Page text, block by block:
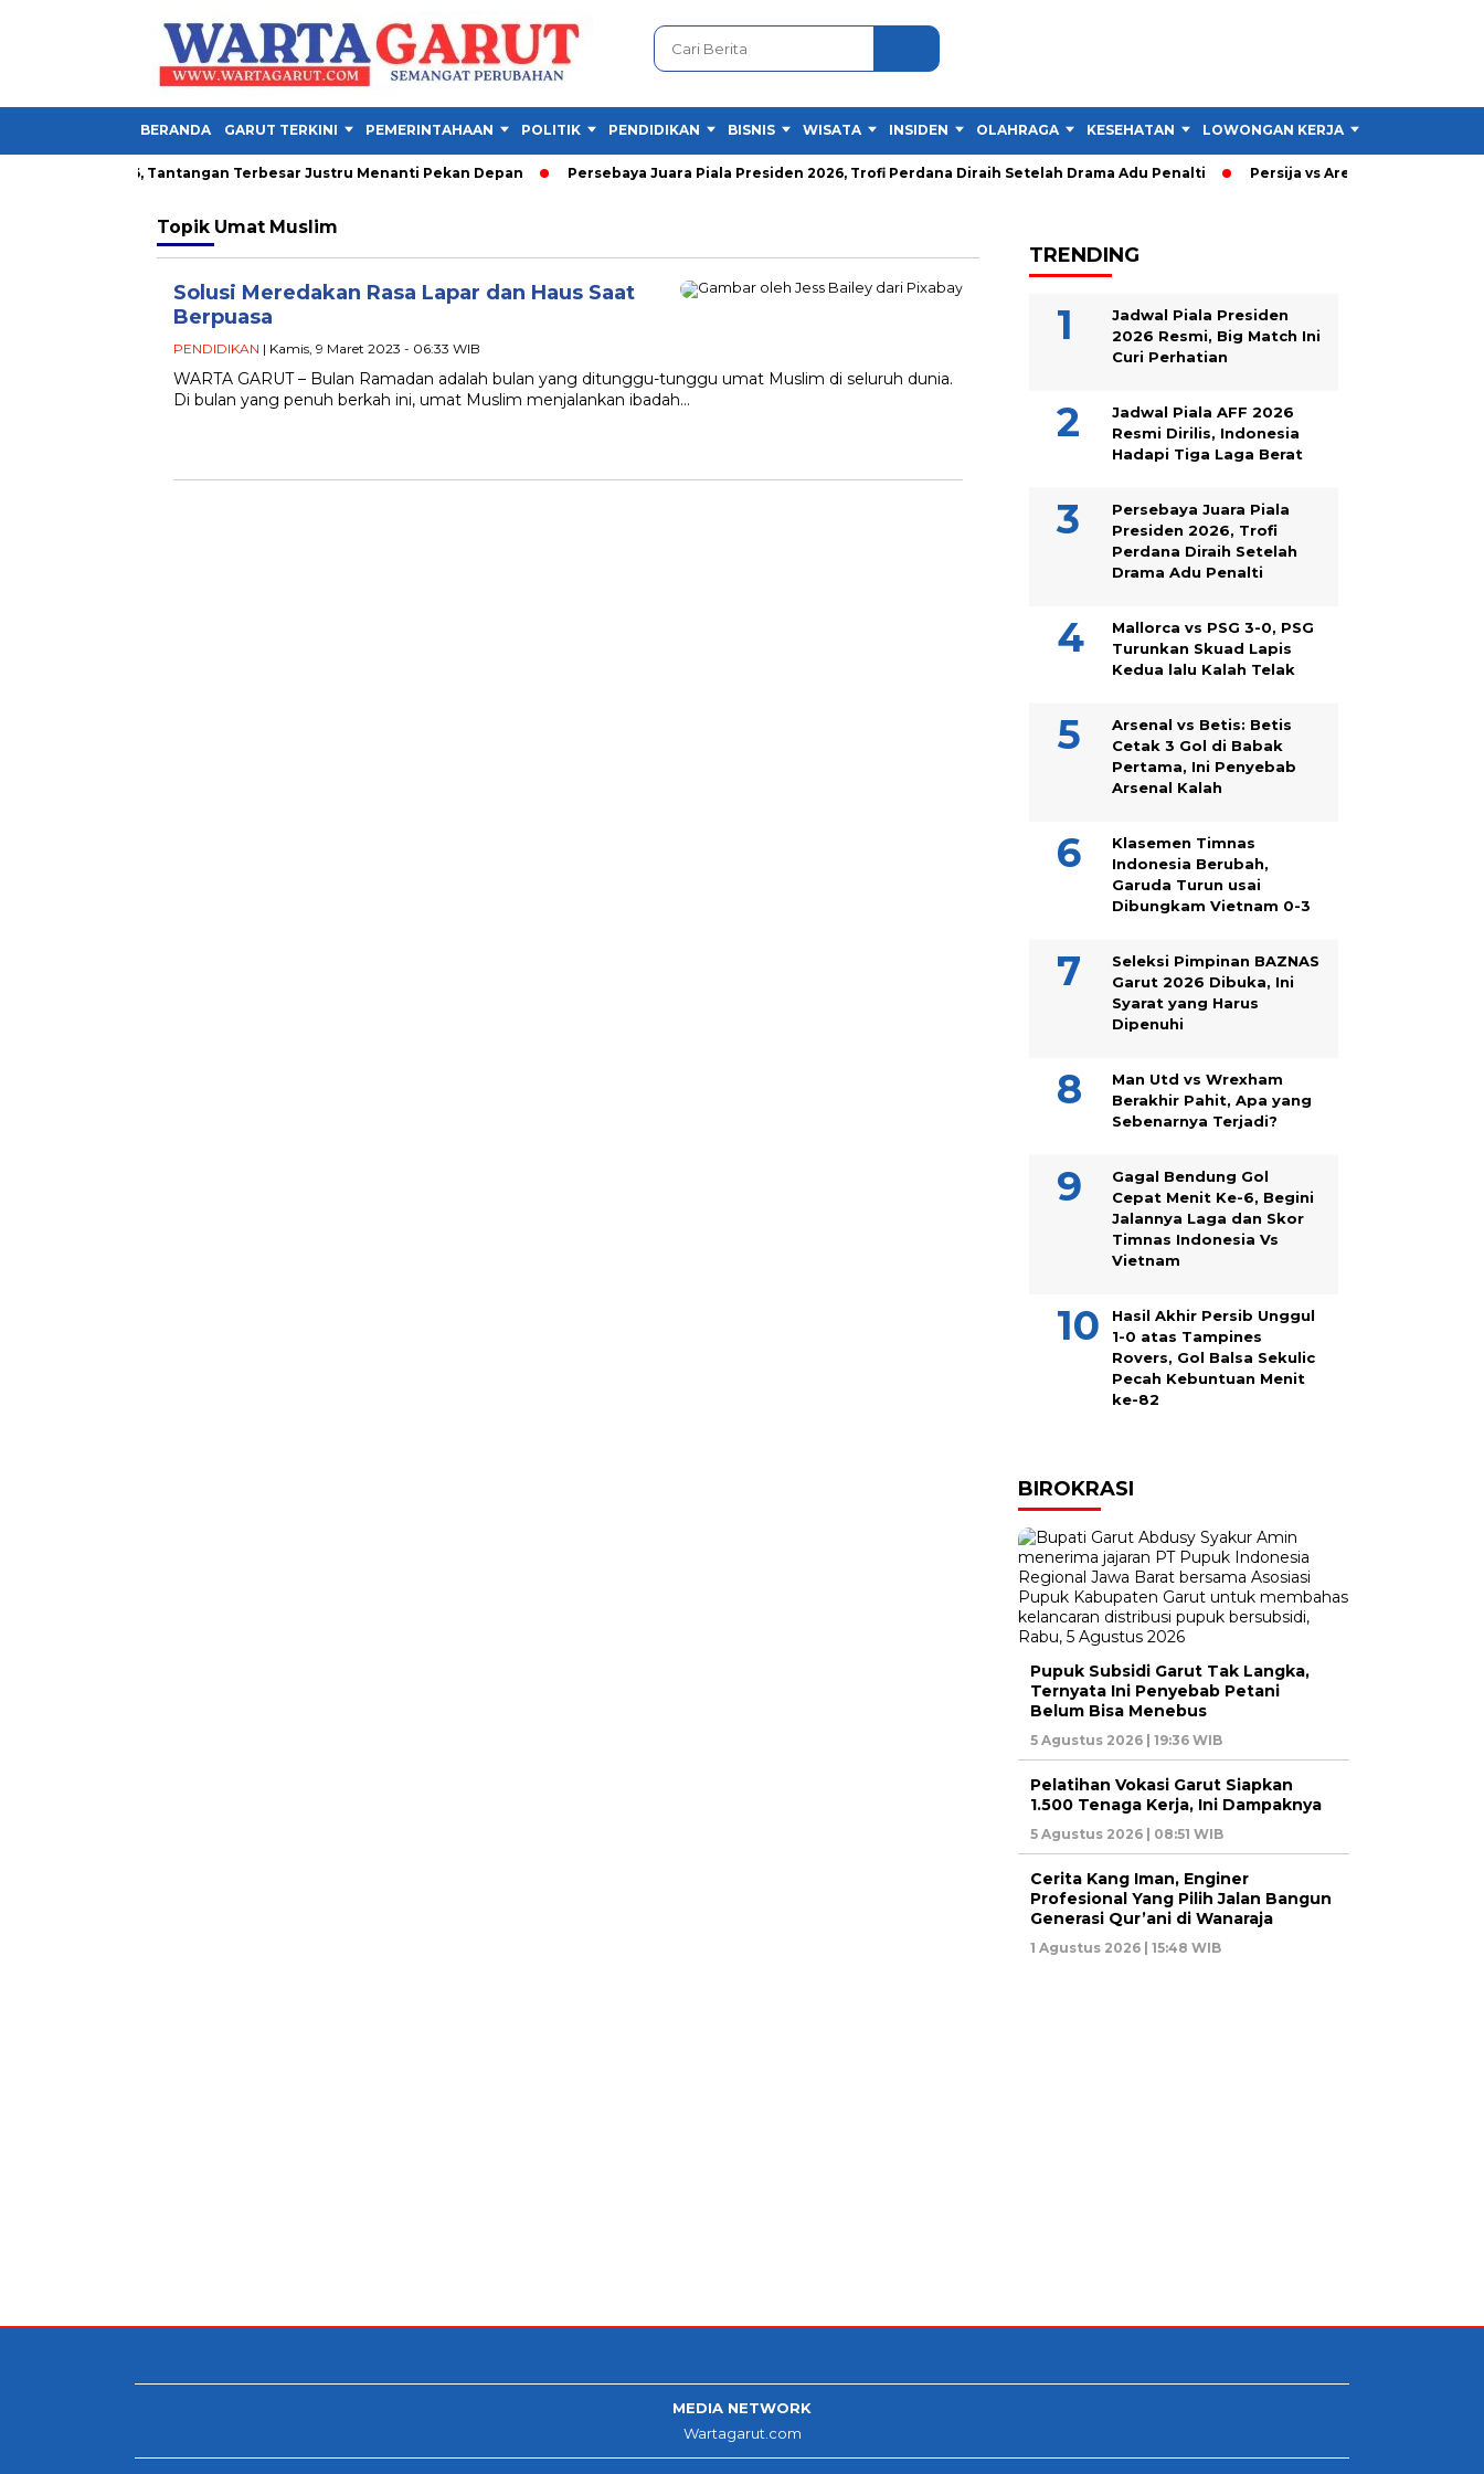
BERANDA GARUT TERKINI PEMERINTAHAAN POLITIK PENDIDIKAN BISNIS WISATA INSIDEN OLAHRAGA KESEHATAN LOWONGAN KERJA
Presiden 2026, Tantangan Terbesar Justru Menanti Pekan Depan Persebaya Juara Piala Presiden 2026, Trofi Perdana Diraih Setelah Drama Adu Penalti Persija vs Arema: Persija Menang
Topik Umat Muslim
Solusi Meredakan Rasa Lapar dan Haus Saat
Berpuasa
PENDIDIKAN | Kamis, 9 Maret 2023 - 06:33 WIB
WARTA GARUT – Bulan Ramadan adalah bulan yang ditunggu-tunggu umat Muslim di seluruh dunia.
Di bulan yang penuh berkah ini, umat Muslim menjalankan ibadah…
TRENDING
Jadwal Piala Presiden
2026 Resmi, Big Match Ini
Curi Perhatian
Jadwal Piala AFF 2026
Resmi Dirilis, Indonesia
Hadapi Tiga Laga Berat
Persebaya Juara Piala
Presiden 2026, Trofi
Perdana Diraih Setelah
Drama Adu Penalti
Mallorca vs PSG 3-0, PSG
Turunkan Skuad Lapis
Kedua lalu Kalah Telak
Arsenal vs Betis: Betis
Cetak 3 Gol di Babak
Pertama, Ini Penyebab
Arsenal Kalah
Klasemen Timnas
Indonesia Berubah,
Garuda Turun usai
Dibungkam Vietnam 0-3
Seleksi Pimpinan BAZNAS
Garut 2026 Dibuka, Ini
Syarat yang Harus
Dipenuhi
Man Utd vs Wrexham
Berakhir Pahit, Apa yang
Sebenarnya Terjadi?
Gagal Bendung Gol
Cepat Menit Ke-6, Begini
Jalannya Laga dan Skor
Timnas Indonesia Vs
Vietnam
Hasil Akhir Persib Unggul
1-0 atas Tampines
Rovers, Gol Balsa Sekulic
Pecah Kebuntuan Menit
ke-82
BIROKRASI
Pupuk Subsidi Garut Tak Langka,
Ternyata Ini Penyebab Petani
Belum Bisa Menebus
5 Agustus 2026 | 19:36 WIB
Pelatihan Vokasi Garut Siapkan
1.500 Tenaga Kerja, Ini Dampaknya
5 Agustus 2026 | 08:51 WIB
Cerita Kang Iman, Enginer
Profesional Yang Pilih Jalan Bangun
Generasi Qur’ani di Wanaraja
1 Agustus 2026 | 15:48 WIB
MEDIA NETWORK
Wartagarut.com